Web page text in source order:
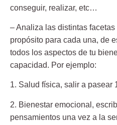
conseguir, realizar, etc…
– Analiza las distintas
propósito para cada una, de
todos los aspectos de tu
capacidad. Por ejemplo:
1. Salud física, salir a pasear
2. Bienestar emocional,
pensamientos una vez a la